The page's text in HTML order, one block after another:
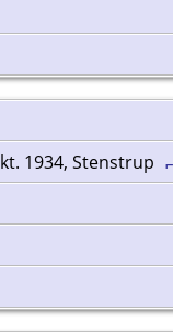
1934, Stenstrup